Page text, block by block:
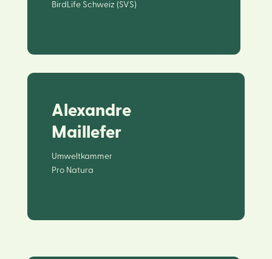
BirdLife Schweiz (SVS)
Alexandre
Maillefer
Umweltkammer
Pro Natura